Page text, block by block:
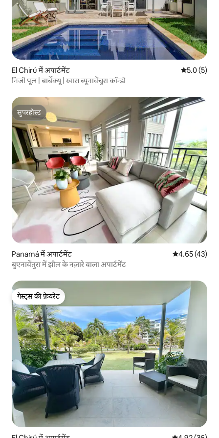
El Chirú में अपार्टमेंट औसत रेटिंग 5
5.0 (5)
निजी पूल | बार्बेक्यू | खास ब्यूनावेंचुरा कॉन्डो
सुपरहोस्ट
सुपरहोस्ट
Panamá में अपार्टमेंट औसत रेटिंग 5 में
4.65 (43)
बुएनावेंतुरा में झील के नज़ारे वाला अपार्टमेंट
गेस्ट्स की फ़ेवरेट
गेस्ट्स की फ़ेवरेट